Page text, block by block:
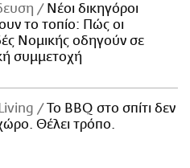
Νέοι δικηγόροι
το τοπίο: Πώς οι
Νομικής οδηγούν σε
συμμετοχή
Το BBQ στο σπίτι δεν
Θέλει τρόπο.